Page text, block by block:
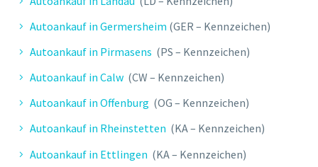
Abwicklung erfolgte schnell und
professionell. Der Mitarbeiter war
weiterempfehlen!
Autoankauf in Germersheim (GER – Kennzeichen)
Autoankauf in Pirmasens (PS – Kennzeichen)
Autoankauf in Calw (CW – Kennzeichen)
Autoankauf in Offenburg (OG – Kennzeichen)
Autoankauf in Rheinstetten (KA – Kennzeichen)
Autoankauf in Ettlingen (KA – Kennzeichen)